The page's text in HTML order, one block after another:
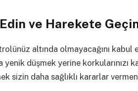
ve Harekete
altında olmayacağını kabul
düşmek yerine korkularınızı
sizin daha sağlıklı kararlar